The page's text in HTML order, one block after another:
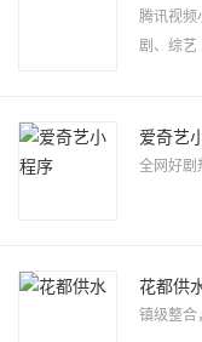
腾讯视频
剧、综艺
爱奇艺
全网好剧
花都供
镇级整合